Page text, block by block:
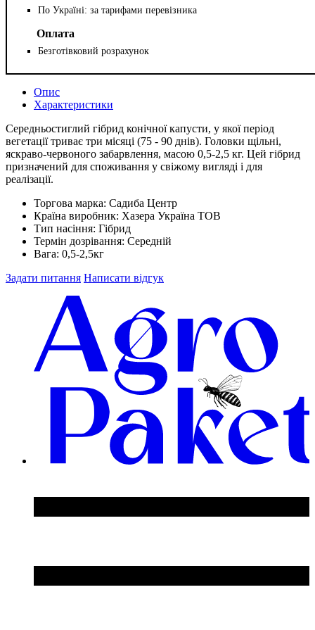
По Україні: за тарифами перевізника
Оплата
Безготівковий розрахунок
Опис
Характеристики
Середньостиглий гібрид конічної капусти, у якої період
вегетації триває три місяці (75 - 90 днів). Головки щільні,
яскраво-червоного забарвлення, масою 0,5-2,5 кг. Цей гібрид
призначений для споживання у свіжому вигляді і для
реалізації.
Торгова марка: Садиба Центр
Країна виробник: Хазера Україна ТОВ
Тип насіння: Гібрид
Термін дозрівання: Середній
Вага: 0,5-2,5кг
Задати питання Написати відгук